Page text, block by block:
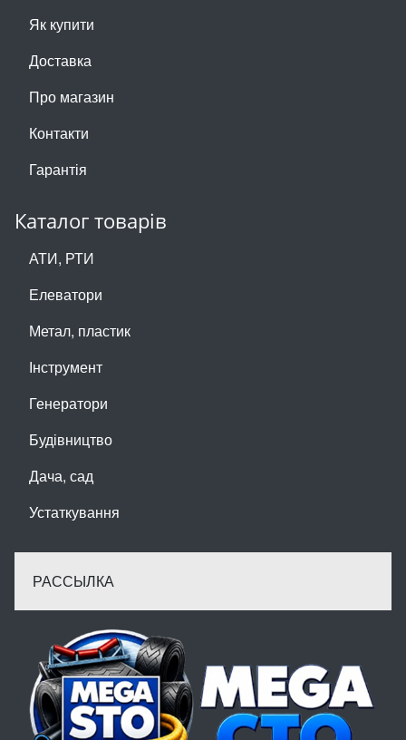
Як купити
Доставка
Про магазин
Контакти
Гарантія
Каталог товарів
АТИ, РТИ
Елеватори
Метал, пластик
Інструмент
Генератори
Будівництво
Дача, сад
Устаткування
РАССЫЛКА